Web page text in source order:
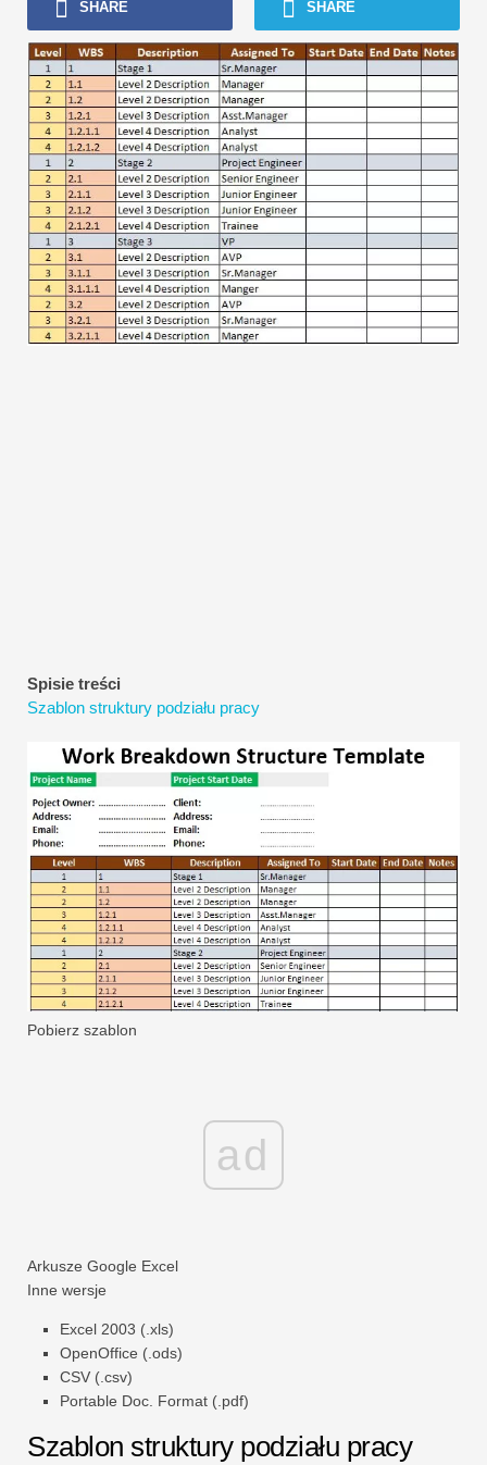
SHARE SHARE
Spisie treści
Szablon struktury podziału pracy
Pobierz szablon
ad
Arkusze Google Excel
Inne wersje
Excel 2003 (.xls)
OpenOffice (.ods)
CSV (.csv)
Portable Doc. Format (.pdf)
Szablon struktury podziału pracy